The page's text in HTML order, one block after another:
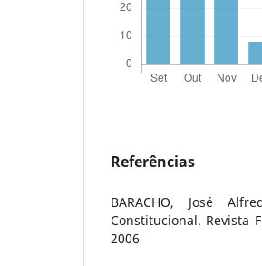
Referências
BARACHO, José
Constitucional. Revista
2006